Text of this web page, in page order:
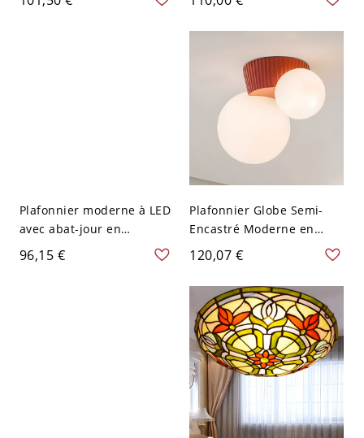
avec abat-jour en résine -
abat-jour rond - Rouge
110 V-120 V 36,83 cm Lune
Plafonnier moderne à LED
avec abat-jour en
acrylique blanc - Rouge
110 V-120 V
96,15 €
Plafonnier Globe Semi-
Encastré Moderne en
Résine Blanche avec 2
Lumières Bi-Pin - Rouge
110 V-120 V
120,07 €